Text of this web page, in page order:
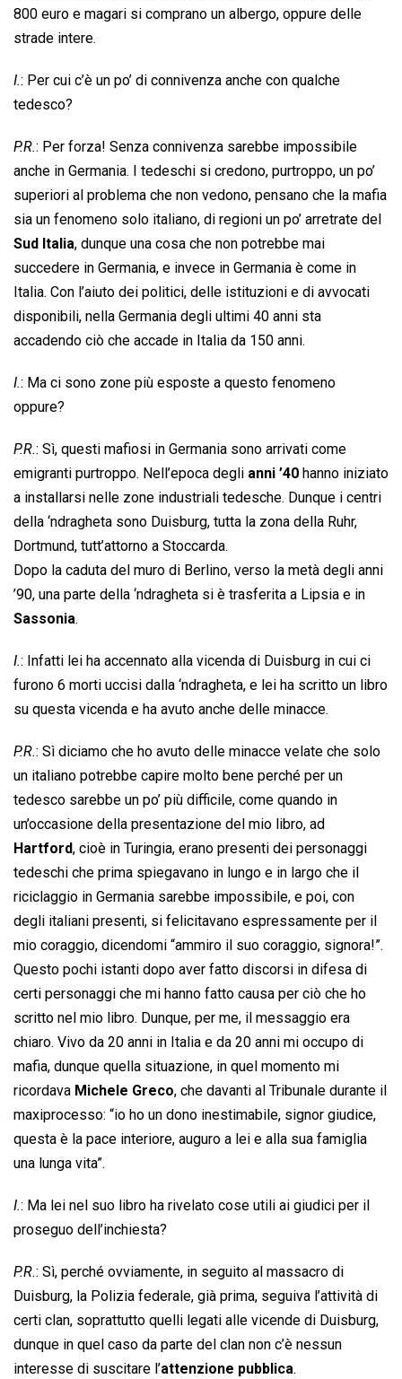
800 euro e magari si comprano un albergo, oppure delle
strade intere.
I.: Per cui c’è un po’ di connivenza anche con qualche
tedesco?
P.R.: Per forza! Senza connivenza sarebbe impossibile
anche in Germania. I tedeschi si credono, purtroppo, un po’
superiori al problema che non vedono, pensano che la mafia
sia un fenomeno solo italiano, di regioni un po’ arretrate del
Sud Italia, dunque una cosa che non potrebbe mai
succedere in Germania, e invece in Germania è come in
Italia. Con l’aiuto dei politici, delle istituzioni e di avvocati
disponibili, nella Germania degli ultimi 40 anni sta
accadendo ciò che accade in Italia da 150 anni.
I.: Ma ci sono zone più esposte a questo fenomeno
oppure?
P.R.: Sì, questi mafiosi in Germania sono arrivati come
emigranti purtroppo. Nell’epoca degli anni ’40 hanno iniziato
a installarsi nelle zone industriali tedesche. Dunque i centri
della ‘ndragheta sono Duisburg, tutta la zona della Ruhr,
Dortmund, tutt’attorno a Stoccarda.
Dopo la caduta del muro di Berlino, verso la metà degli anni
’90, una parte della ‘ndragheta si è trasferita a Lipsia e in
Sassonia.
I.: Infatti lei ha accennato alla vicenda di Duisburg in cui ci
furono 6 morti uccisi dalla ‘ndragheta, e lei ha scritto un libro
su questa vicenda e ha avuto anche delle minacce.
P.R.: Sì diciamo che ho avuto delle minacce velate che solo
un italiano potrebbe capire molto bene perché per un
tedesco sarebbe un po’ più difficile, come quando in
un’occasione della presentazione del mio libro, ad
Hartford, cioè in Turingia, erano presenti dei personaggi
tedeschi che prima spiegavano in lungo e in largo che il
riciclaggio in Germania sarebbe impossibile, e poi, con
degli italiani presenti, si felicitavano espressamente per il
mio coraggio, dicendomi “ammiro il suo coraggio, signora!”.
Questo pochi istanti dopo aver fatto discorsi in difesa di
certi personaggi che mi hanno fatto causa per ciò che ho
scritto nel mio libro. Dunque, per me, il messaggio era
chiaro. Vivo da 20 anni in Italia e da 20 anni mi occupo di
mafia, dunque quella situazione, in quel momento mi
ricordava Michele Greco, che davanti al Tribunale durante il
maxiprocesso: “io ho un dono inestimabile, signor giudice,
questa è la pace interiore, auguro a lei e alla sua famiglia
una lunga vita”.
I.: Ma lei nel suo libro ha rivelato cose utili ai giudici per il
proseguo dell’inchiesta?
P.R.: Sì, perché ovviamente, in seguito al massacro di
Duisburg, la Polizia federale, già prima, seguiva l’attività di
certi clan, soprattutto quelli legati alle vicende di Duisburg,
dunque in quel caso da parte del clan non c’è nessun
interesse di suscitare l’attenzione pubblica.